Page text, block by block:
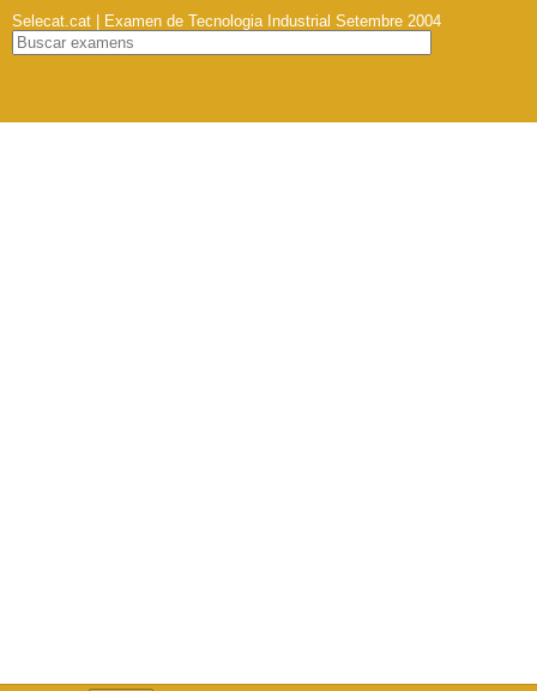
Selecat.cat | Examen de Tecnologia Industrial Setembre 2004